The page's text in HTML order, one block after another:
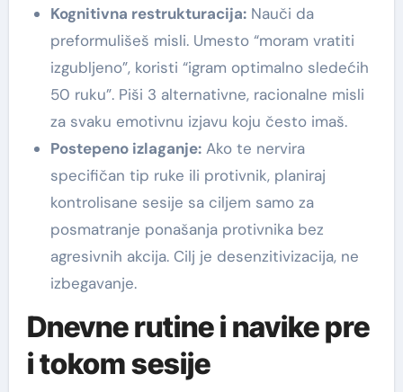
Kognitivna restrukturacija:Nauči da
preformulišeš misli. Umesto “moram vratiti
izgubljeno”, koristi “igram optimalno sledećih
50 ruku”. Piši 3 alternativne, racionalne misli
za svaku emotivnu izjavu koju često imaš.
Postepeno izlaganje:Ako te nervira
specifičan tip ruke ili protivnik, planiraj
kontrolisane sesije sa ciljem samo za
posmatranje ponašanja protivnika bez
agresivnih akcija. Cilj je desenzitivizacija, ne
izbegavanje.
Dnevne rutine i navike pre
i tokom sesije